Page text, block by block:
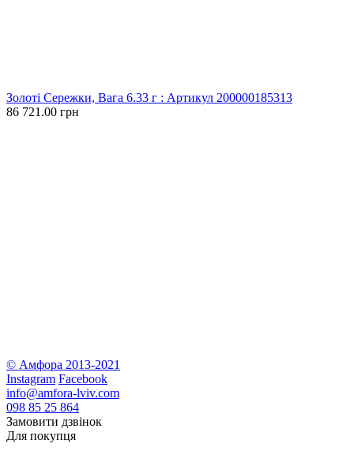
Золоті Сережки, Вага 6.33 г : Артикул 200000185313
86 721.00 грн
© Амфора 2013-2021
Instagram Facebook
info@amfora-lviv.com
098 85 25 864
Замовити дзвінок
Для покупця